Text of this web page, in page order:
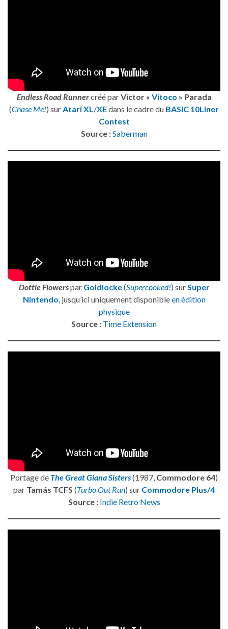
Endless Road Runnercréé parVíctor « Vitoco » Parada
(Chase Me!) sur Atari XL /XEdans le cadre du BASIC 10Liner
Contest
Source :Saberman
Dottie Flowerspar Goldlocke(Supercooked!) sur Super
Nintendo , jusqu’ici uniquement disponibleen édition
physique
Source : Time Extension
Portage de The Great Giana Sisters(1987, Commodore 64)
par Tamás TCFS (Turbo Out Run) sur Commodore Plus/4
Source : Indie Retro News